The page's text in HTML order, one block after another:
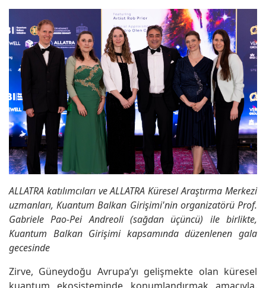
ALLATRA katılımcıları ve ALLATRA Küresel Araştırma Merkezi
uzmanları, Kuantum Balkan Girişimi'nin organizatörü Prof.
Gabriele Pao-Pei Andreoli (sağdan üçüncü) ile birlikte,
Kuantum Balkan Girişimi kapsamında düzenlenen gala
gecesinde
Zirve, Güneydoğu Avrupa’yı gelişmekte olan küresel